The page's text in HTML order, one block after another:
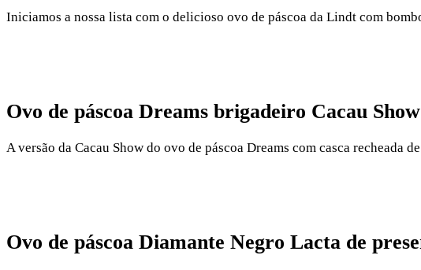
Iniciamos a nossa lista com o delicioso ovo de páscoa da Lindt com
Ovo de páscoa Dreams brigadeiro Cacau
A versão da Cacau Show do ovo de páscoa Dreams com casca recheada
Ovo de páscoa Diamante Negro Lacta de